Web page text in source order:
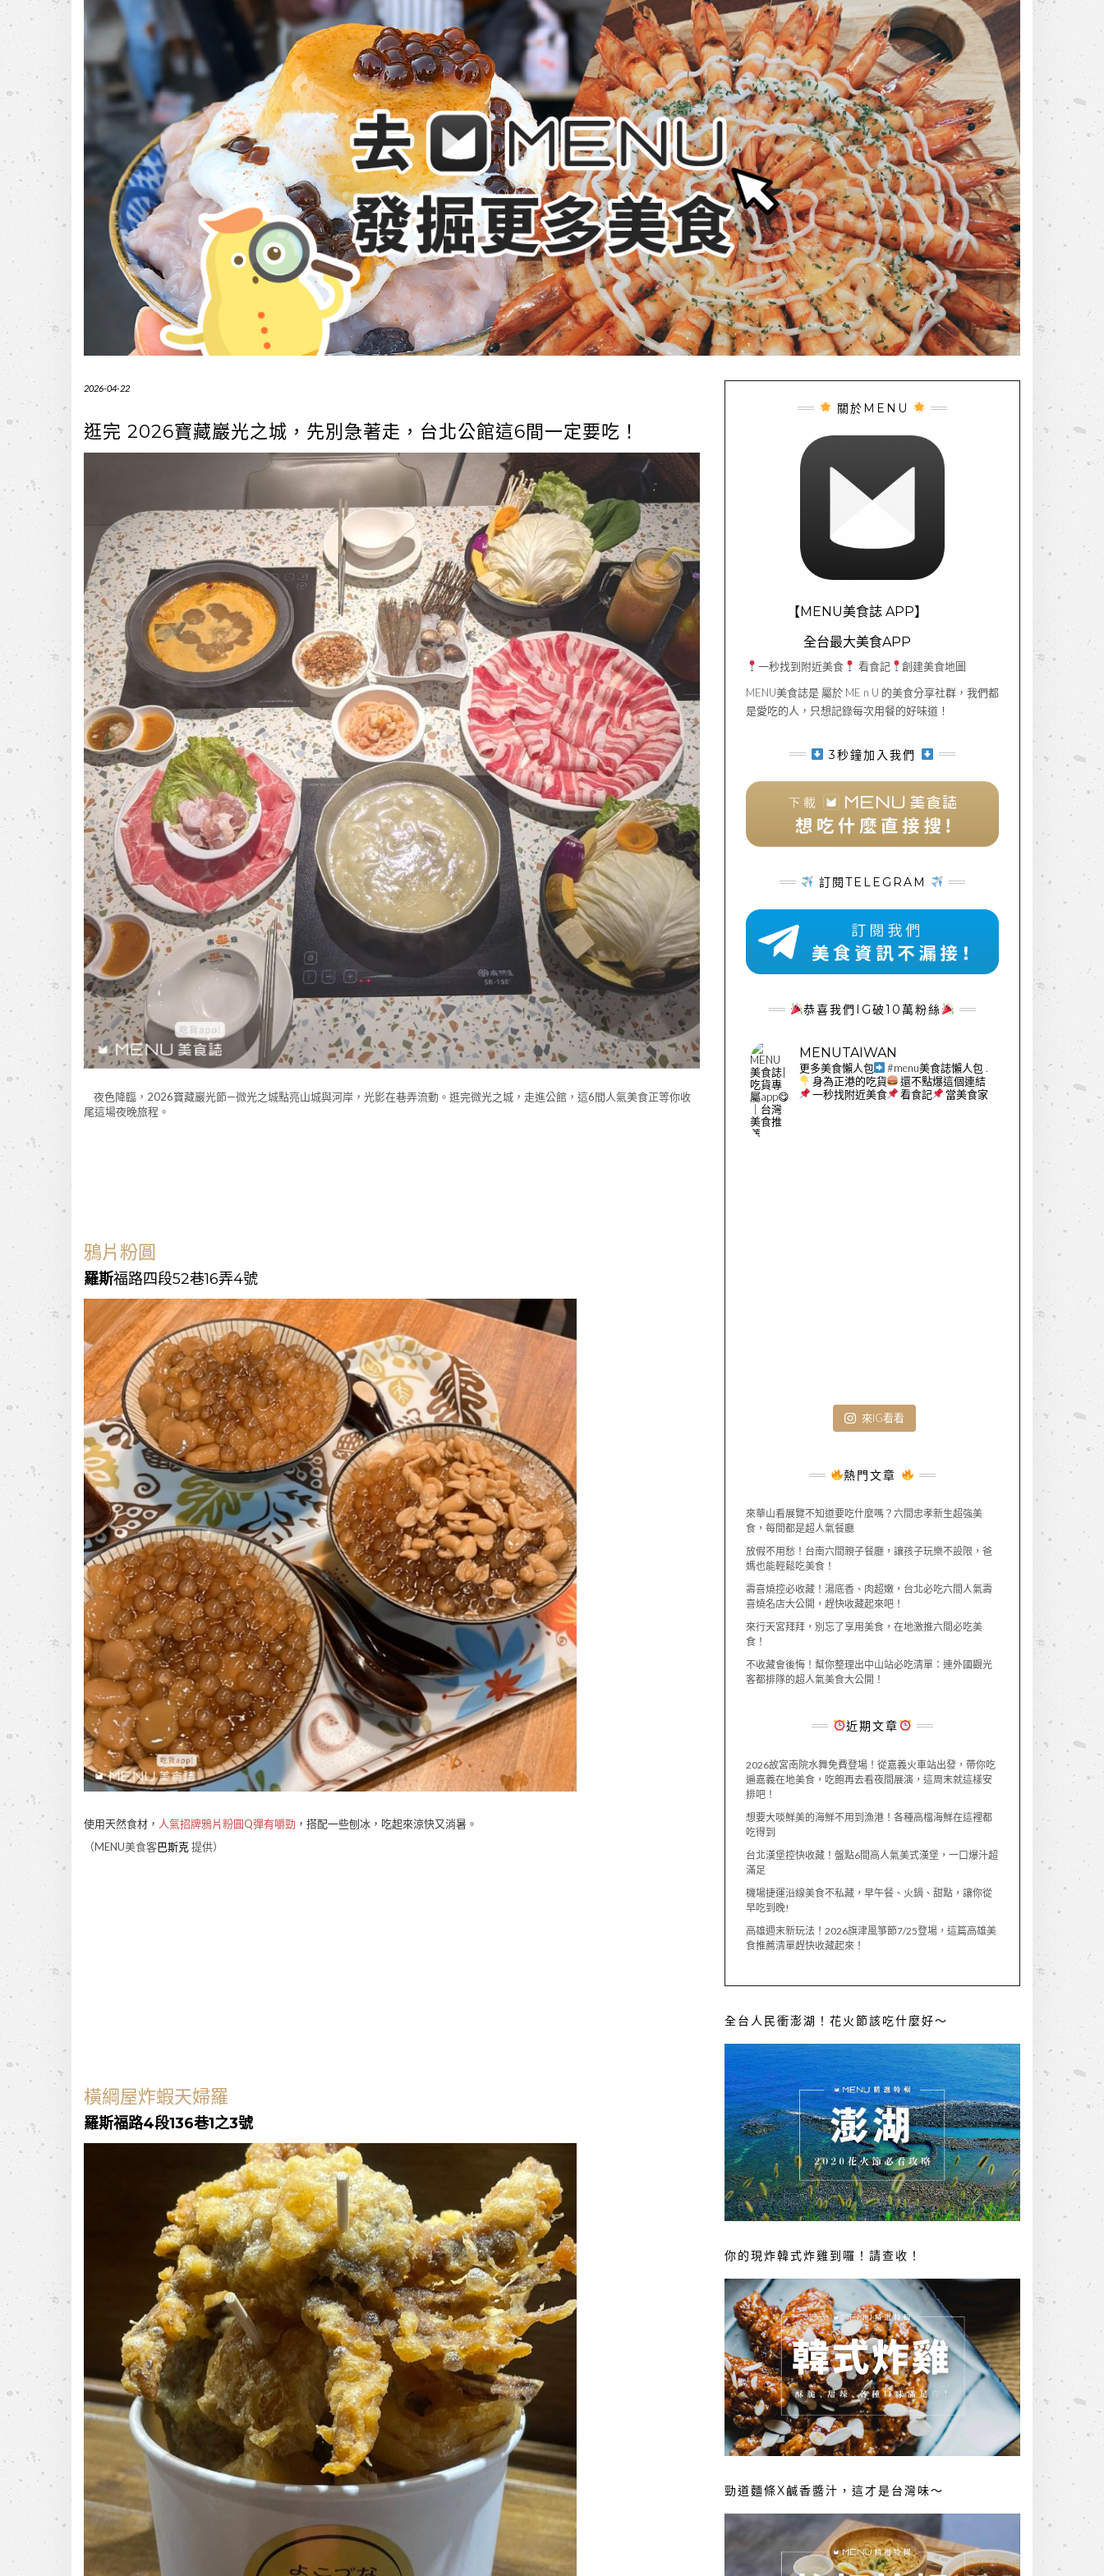
2026-04-22
逛完 2026寶藏巖光之城，先別急著走，台北公館這6間一定要吃！
夜色降臨，2026寶藏巖光節—微光之城點亮山城與河岸，光影在巷弄流動。逛完微光之城，走進公館，這6間人氣美食正等你收
尾這場夜晚旅程。
鴉片粉圓
羅斯福路四段52巷16弄4號
使用天然食材， 人氣招牌鴉片粉圓Q彈有嚼勁 ，搭配一些刨冰，吃起來涼快又消暑。
（MENU美食客巴斯克提供）
橫綱屋炸蝦天婦羅
羅斯福路4段136巷1之3號
關於MENU
【MENU美食誌 APP】
全台最大美食APP
一秒找到附近美食 看食記
創建美食地圖
MENU美食誌是 屬於 ME n U 的美食分享社群，我們都
是愛吃的人，只想記錄每次用餐的好味道！
3秒鐘加入我們
訂閱TELEGRAM
恭喜我們IG破10萬粉絲
MENUTAIWAN
更多美食懶人包 #menu美食誌懶人包 .
身為正港的吃貨
還不點爆這個連結
一秒找附近美食
看食記 當美食家
來IG看看
熱門文章
來華山看展覽不知道要吃什麼嗎？六間忠孝新生超強美
食，每間都是超人氣餐廳
放假不用愁！台南六間親子餐廳，讓孩子玩樂不設限，爸
媽也能輕鬆吃美食！
壽喜燒控必收藏！湯底香、肉超嫩，台北必吃六間人氣壽
喜燒名店大公開，趕快收藏起來吧！
來行天宮拜拜，別忘了享用美食，在地激推六間必吃美
食！
不收藏會後悔！幫你整理出中山站必吃清單：連外國觀光
客都排隊的超人氣美食大公開！
近期文章
2026故宮南院水舞免費登場！從嘉義火車站出發，帶你吃
遍嘉義在地美食，吃飽再去看夜間展演，這周末就這樣安
排吧！
想要大啖鮮美的海鮮不用到漁港！各種高檔海鮮在這裡都
吃得到
台北漢堡控快收藏！盤點6間高人氣美式漢堡，一口爆汁超
滿足
機場捷運沿線美食不私藏，早午餐、火鍋、甜點，讓你從
早吃到晚!
高雄週末新玩法！2026旗津風箏節7/25登場，這篇高雄美
食推薦清單趕快收藏起來！
全台人民衝澎湖！花火節該吃什麼好～
你的現炸韓式炸雞到囉！請查收！
勁道麵條X鹹香醬汁，這才是台灣味～